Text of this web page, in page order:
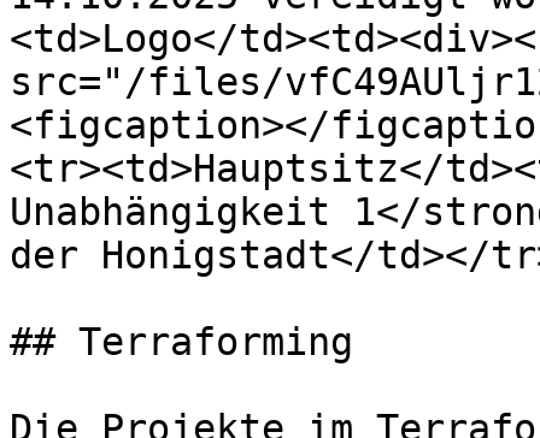
<td>Logo</
src="/files/
<figcaption></
<tr><td>Hauptsitz</
Unabhängigkeit 1</
der Honigstadt</td></
## Terraforming
Die Projekte im